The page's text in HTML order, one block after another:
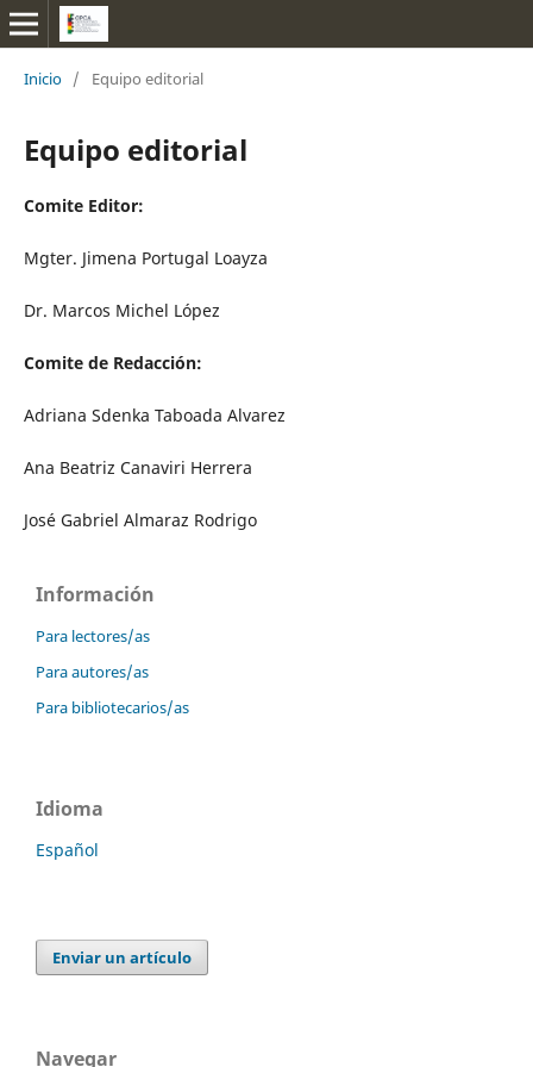
Inicio / Equipo editorial
Equipo editorial
Comite Editor:
Mgter. Jimena Portugal Loayza
Dr. Marcos Michel López
Comite de Redacción:
Adriana Sdenka Taboada Alvarez
Ana Beatriz Canaviri Herrera
José Gabriel Almaraz Rodrigo
Información
Para lectores/as
Para autores/as
Para bibliotecarios/as
Idioma
Español
Enviar un artículo
Navegar